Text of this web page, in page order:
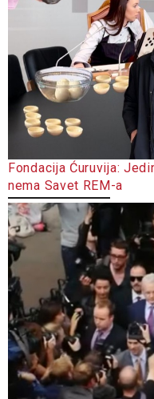
Fondacija Ćuruvija:
nema Savet REM-a